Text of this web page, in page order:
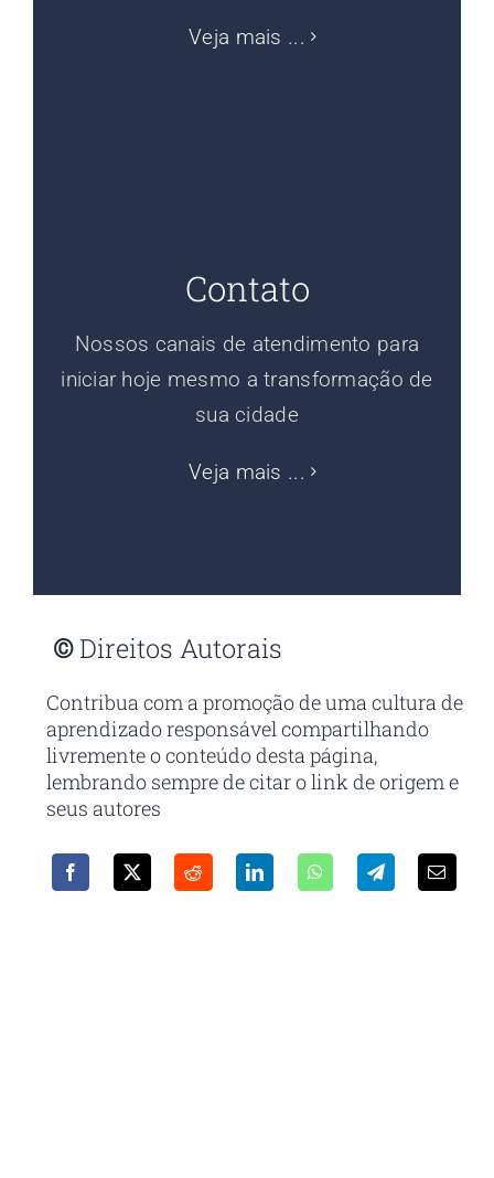
Veja mais ...
Contato
Nossos canais de atendimento para
iniciar hoje mesmo a transformação de
sua cidade
Veja mais ...
©Direitos Autorais
Contribua com a promoção de uma cultura de
aprendizado responsável compartilhando
livremente o conteúdo desta página,
lembrando sempre de citar o link de origem e
seus autores